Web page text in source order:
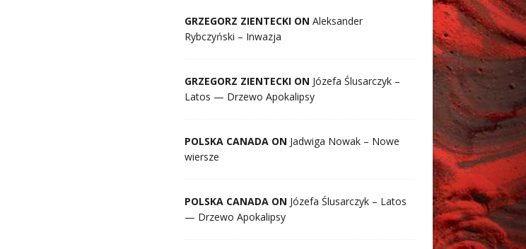
GRZEGORZ ZIENTECKI ON Aleksander
Rybczyński – Inwazja
GRZEGORZ ZIENTECKI ON Józefa Ślusarczyk –
Latos — Drzewo Apokalipsy
POLSKA CANADA ON Jadwiga Nowak – Nowe
wiersze
POLSKA CANADA ON Józefa Ślusarczyk – Latos
— Drzewo Apokalipsy